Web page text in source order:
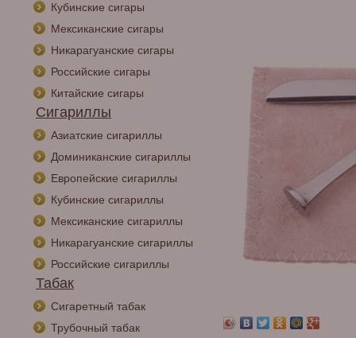
Кубинские сигары
Мексиканские сигары
Никарагуанские сигары
Российские сигары
Китайские сигары
Сигариллы
Азиатские сигариллы
Доминиканские сигариллы
Европейские сигариллы
Кубинские сигариллы
Мексиканские сигариллы
Никарагуанские сигариллы
Российские сигариллы
Табак
Сигаретный табак
Трубочный табак